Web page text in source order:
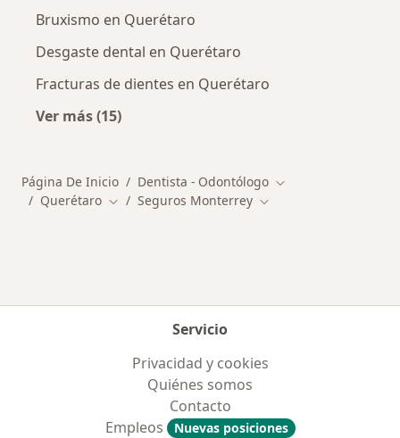
Bruxismo en Querétaro
Desgaste dental en Querétaro
Fracturas de dientes en Querétaro
Ver más (15)
Página De Inicio Dentista - Odontólogo Cambiar de ciudad
Querétaro Cambiar de ciudad
Seguros Monterrey Cambiar de ciudad
Servicio
Privacidad y cookies
Quiénes somos
Contacto
Empleos
Nuevas posiciones